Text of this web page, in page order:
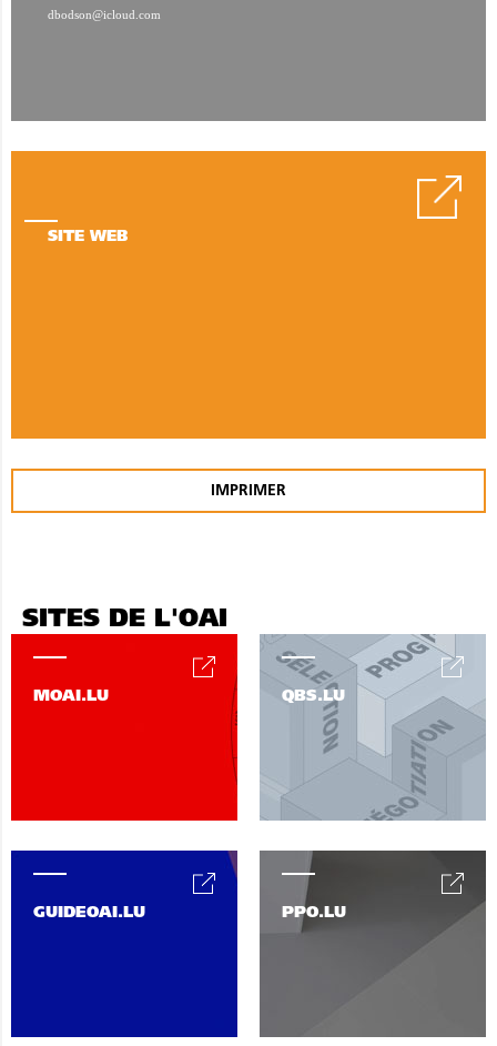
dbodson@icloud.com
SITE WEB
IMPRIMER
SITES DE L'OAI
MOAI.LU QBS.LU
PPO.LU
GUIDEOAI.LU